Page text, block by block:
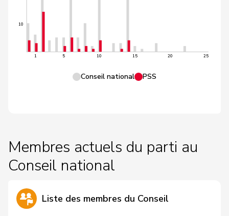
10
1 5 10 15 20 25
Conseil national PSS
Membres actuels du parti au
Conseil national
Liste des membres du Conseil